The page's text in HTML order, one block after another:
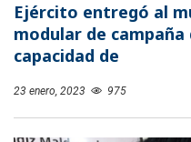
Ejército entregó al
modular de
capacidad de
23 enero, 2023 975